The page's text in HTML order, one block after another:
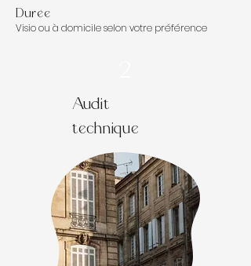
Durée
Visio ou à domicile selon votre préférence
Audit
technique